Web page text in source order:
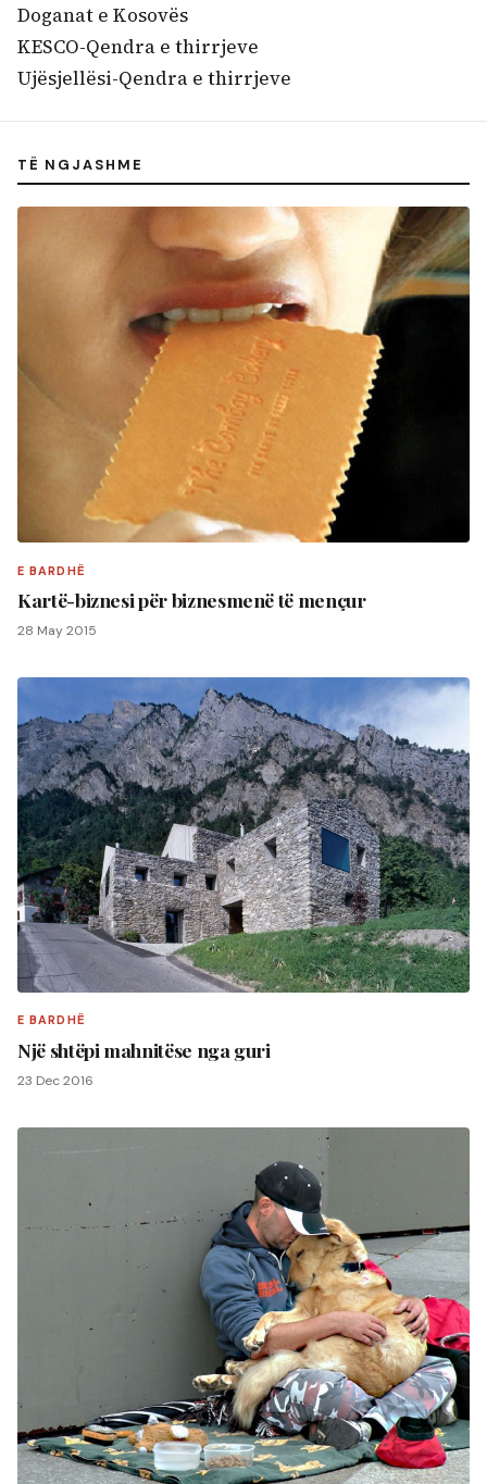
Doganat e Kosovës
KESCO-Qendra e thirrjeve
Ujësjellësi-Qendra e thirrjeve
TË NGJASHME
E BARDHË
Kartë-biznesi për biznesmenë të mençur
28 May 2015
E BARDHË
Një shtëpi mahnitëse nga guri
23 Dec 2016